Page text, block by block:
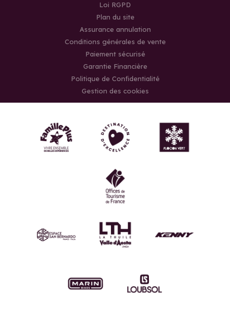
Loi RGPD
Plan du site
Assurance annulation
Conditions générales de vente
Paiement sécurisé
Garantie Financière
Politique de Confidentialité
Gestion des cookies